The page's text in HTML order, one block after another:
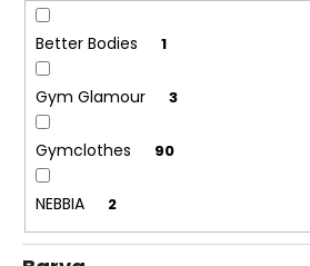
Better Bodies 1
Gym Glamour 3
Gymclothes 90
NEBBIA 2
u
m